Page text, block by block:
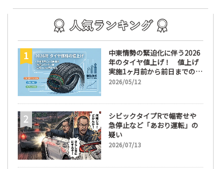
中東情勢の緊迫化に伴う2026
年のタイヤ値上げ！ 値上げ
実施1ヶ月前から前日までの期
間が販売において極めて重要
2026/05/12
シビックタイプRで幅寄せや
急停止など「あおり運転」の
疑い
2026/07/13